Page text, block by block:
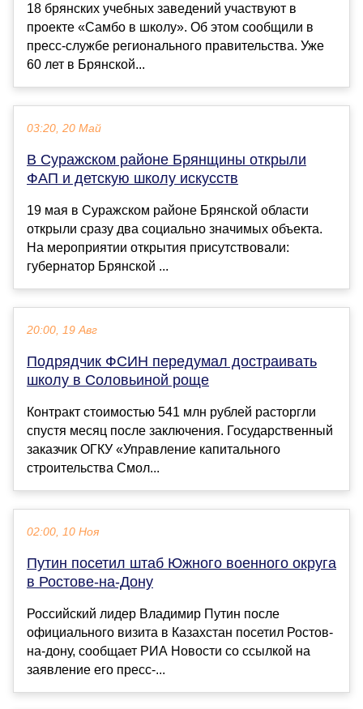
18 брянских учебных заведений участвуют в
проекте «Самбо в школу». Об этом сообщили в
пресс-службе регионального правительства. Уже
60 лет в Брянской...
03:20, 20 Май
В Суражском районе Брянщины открыли
ФАП и детскую школу искусств
19 мая в Суражском районе Брянской области
открыли сразу два социально значимых объекта.
На мероприятии открытия присутствовали:
губернатор Брянской ...
20:00, 19 Авг
Подрядчик ФСИН передумал достраивать
школу в Соловьиной роще
Контракт стоимостью 541 млн рублей расторгли
спустя месяц после заключения. Государственный
заказчик ОГКУ «Управление капитального
строительства Смол...
02:00, 10 Ноя
Путин посетил штаб Южного военного округа
в Ростове-на-Дону
Российский лидер Владимир Путин после
официального визита в Казахстан посетил Ростов-
на-дону, сообщает РИА Новости со ссылкой на
заявление его пресс-...